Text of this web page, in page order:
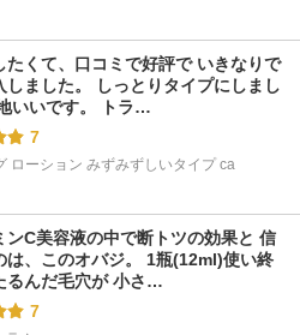
たくて、口コミで好評で いきなりで
しました。 しっとりタイプにしまし
いいです。 トラ…
7
ローション みずみずしいタイプ ca
ンC美容液の中で断トツの効果と 信
は、このオバジ。 1瓶(12ml)使い終
るんだ毛穴が 小さ…
7